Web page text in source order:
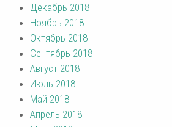
Декабрь 2018
Ноябрь 2018
Октябрь 2018
Сентябрь 2018
Август 2018
Июль 2018
Май 2018
Апрель 2018